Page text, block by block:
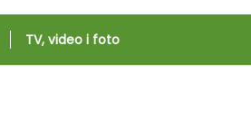
TV, video i foto